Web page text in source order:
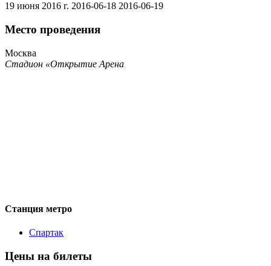
19 июня 2016 г. 2016-06-18 2016-06-19
Место проведения
Москва
Стадион «Открытие Арена
Станция метро
Спартак
Цены на билеты